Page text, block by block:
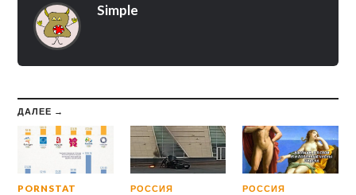
Simple
ДАЛЕЕ →
PORNSTAT РОССИЯ РОССИЯ